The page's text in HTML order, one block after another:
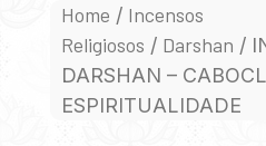
Home / Incensos
Religiosos / Darshan /
DARSHAN –
ESPIRITUALIDADE